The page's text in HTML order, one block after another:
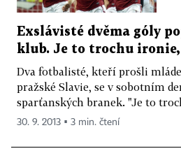
Exslávisté dvěma góly
klub. Je to trochu ironie,
Dva fotbalisté, kteří prošli
pražské Slavie, se v sobotním
sparťanských branek. "Je to
30. 9. 2013 ▪ 3 min. čtení